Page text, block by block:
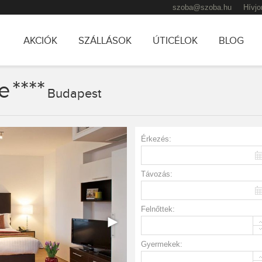
szoba@szoba.hu
TOVÁBB AZ ELSŐDLEGES TARTALOMRA
TOVÁBB A MÁSODLAGOS TARTALOMRA
AKCIÓK SZÁLLÁSOK ÚTICÉLOK BLOG
**** Budapest
Érkezés:
Távozás:
Felnőttek:
Gyermekek: